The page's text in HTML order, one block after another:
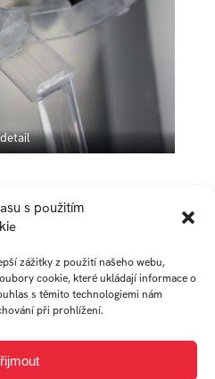
s použitím
zážitky z použití našeho webu,
cookie, které ukládají informace o
s těmito technologiemi nám
při prohlížení.
detail